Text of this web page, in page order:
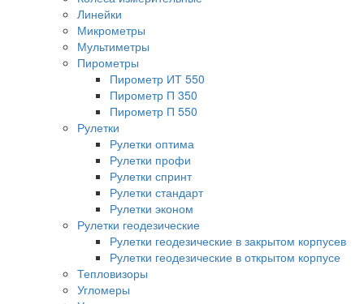
Линейки
Микрометры
Мультиметры
Пирометры
Пирометр ИТ 550
Пирометр П 350
Пирометр П 550
Рулетки
Рулетки оптима
Рулетки профи
Рулетки спринт
Рулетки стандарт
Рулетки эконом
Рулетки геодезические
Рулетки геодезические в закрытом корпусев
Рулетки геодезические в открытом корпусе
Тепловизоры
Угломеры